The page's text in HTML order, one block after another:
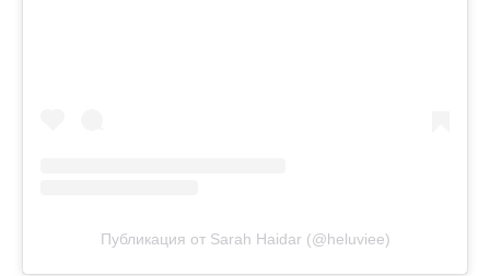
Публикация от Sarah Haidar (@heluviee)